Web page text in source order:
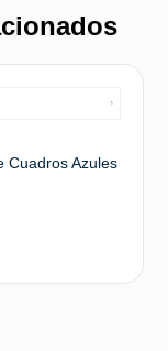
Cuadros Azules